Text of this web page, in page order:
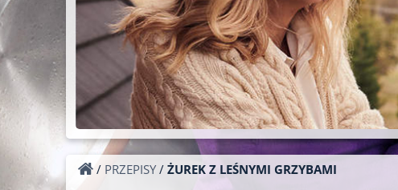
/ PRZEPISY / ŻUREK Z LEŚNYMI GRZYBAMI